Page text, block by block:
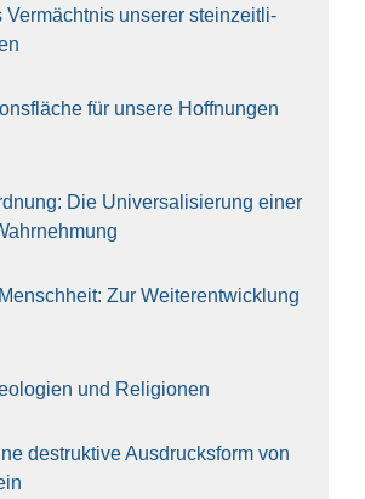
Ver­mächt­nis unse­rer stein­zeit­li­
für unse­re Hoff­nun­gen
Die Uni­ver­sa­li­sie­rung einer
Zur Wei­ter­ent­wick­lung
und Reli­gio­nen
destruk­ti­ve Aus­drucks­form von